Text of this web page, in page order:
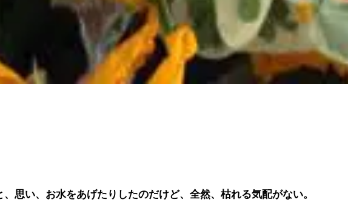
思い、お水をあげたりしたのだけど、全然、枯れる気配がない。